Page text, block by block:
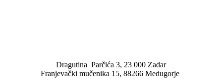
Dragutina Parčića 3, 23 000 Zadar
Franjevački mučenika 15, 88266 Medugorje